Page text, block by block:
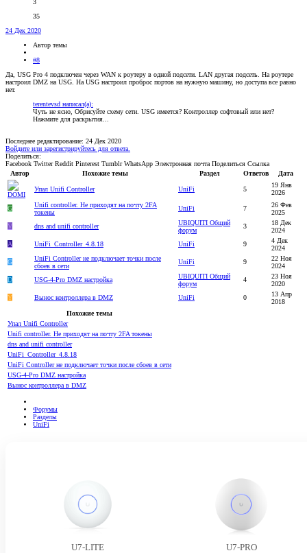
35
24 Дек 2020
Автор темы
#8
Да, USG Pro 4 подключен через WAN к роутеру в одной подсети. LAN другая подсеть. На роутере
настроил DMZ на USG. На USG настроил проброс портов на нужную машину, но доступа все равно
нет.
terentevsd написал(а):
Чуть не ясно, Обрисуйте схему сети. USG имеется? Контроллер софтовый или нет?
Нажмите для раскрытия...
Последнее редактирование: 24 Дек 2020
Войдите или зарегистрируйтесь для ответа.
Поделиться:
Facebook Twitter Reddit Pinterest Tumblr WhatsApp Электронная почта Поделиться Ссылка
Автор
Похожие темы Раздел Ответов Дата
Упал Unifi Controller UniFi 5
19 Янв
2026
G
Unifi controller. Не приходят на почту 2FA
токены
UniFi 7
26 Фев
2025
V
dns and unifi controller
UBIQUITI Общий
форум
3
18 Дек
2024
А
UniFi_Controller_4.8.18 UniFi 9
4 Дек
2024
G
UniFi Controller не подключает точки после
сбоев в сети
UniFi 9
22 Ноя
2024
D
USG-4-Pro DMZ настройка
UBIQUITI Общий
форум
4
23 Ноя
2020
Y
Вынос контроллера в DMZ UniFi 0
13 Апр
2018
Похожие темы
Упал Unifi Controller
Unifi controller. Не приходят на почту 2FA токены
dns and unifi controller
UniFi_Controller_4.8.18
UniFi Controller не подключает точки после сбоев в сети
USG-4-Pro DMZ настройка
Вынос контроллера в DMZ
Форумы
Разделы
UniFi
U7-LITE U7-PRO